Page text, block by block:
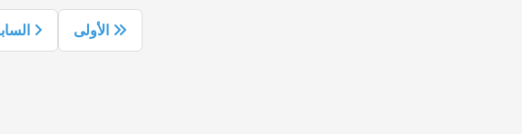
الأولى